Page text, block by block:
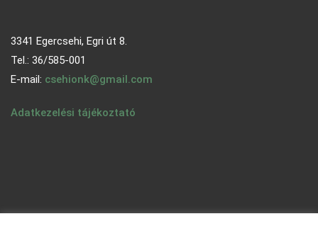
3341 Egercsehi, Egri út 8.
Tel.: 36/585-001
E-mail: csehionk@gmail.com
Adatkezelési tájékoztató